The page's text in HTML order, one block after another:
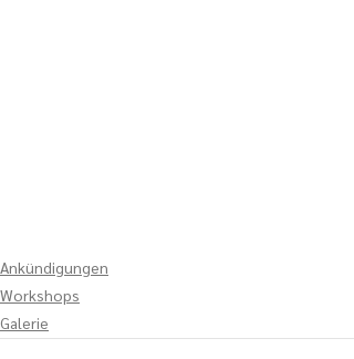
Ankündigungen
Workshops
Galerie